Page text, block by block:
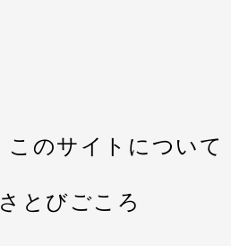
このサイトについて
さとびごころ